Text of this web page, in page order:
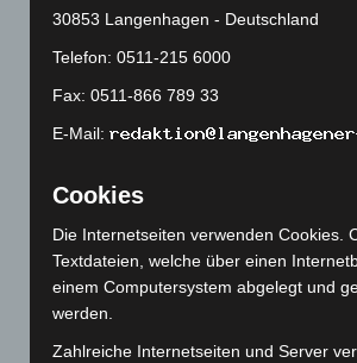
Januar 2025(88)
Dezember 2024(89)
November 2024 (94)
Oktober 2024(93)
August 2024(107)
Juli 2024(89)
Juni 2024(107)
Mai 2024
April 2024(102)
30853 Langenhagen - Deutschland
Telefon: 0511-215 6000
Fax: 0511-866 789 33
E-Mail:
Cookies
Die Internetseiten verwenden Cookies.
Textdateien, welche über einen
einem Computersystem abgelegt und
werden.
Zahlreiche Internetseiten und Server